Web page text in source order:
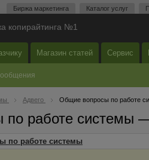
Биржа маркетинга Каталог услуг
копирайтинга №1
Магазин статей Сервис
Адвего Общие вопросы по работе
работе системы
по работе системы